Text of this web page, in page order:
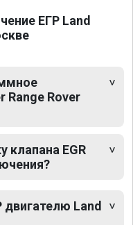
ЕГР Land
Range Rover
клапана EGR
Land